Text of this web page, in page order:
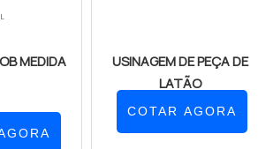
MEDIDA
USINAGEM DE PEÇA DE
LATÃO
COTAR AGORA